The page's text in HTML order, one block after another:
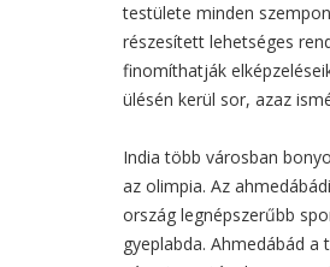
testülete minden
részesített lehetséges
finomíthatják
ülésén kerül sor, azaz
India több városban
az olimpia. Az
ország legnépszerűbb
gyeplabda. Ahmedábád